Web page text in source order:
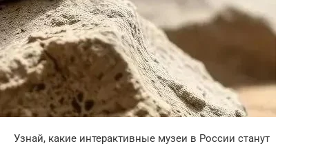
Узнай, какие интерактивные музеи в России станут